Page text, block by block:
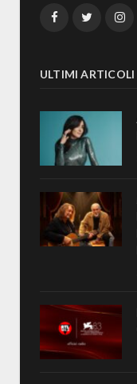
FacebookTwitter
ULTIMI ARTICOLI